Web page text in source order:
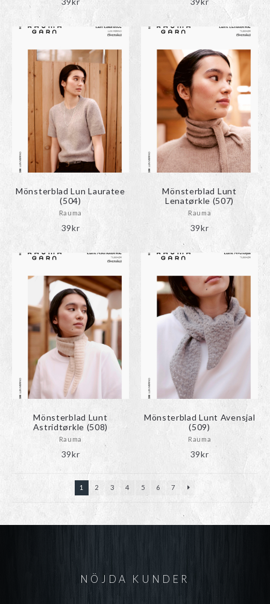
Mönsterblad Lun Lauratee
(504)
Rauma
39kr
Mönsterblad Lunt
Lenatørkle (507)
Rauma
39kr
Mönsterblad Lunt
Astridtørkle (508)
Rauma
39kr
Mönsterblad Lunt Avensjal
(509)
Rauma
39kr
1 2 3 4 5 6 7
NÖJDA KUNDER